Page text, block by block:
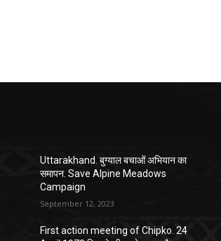
Uttarakhand. बुग्याल बचाओं अभियान का
समापन. Save Alpine Meadows
Campaign
September 12, 2023
First action meeting of Chipko. 24